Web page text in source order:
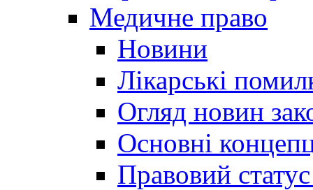
Медичне право
Новини
Лікарські
Огляд новин
Основні
Правовий